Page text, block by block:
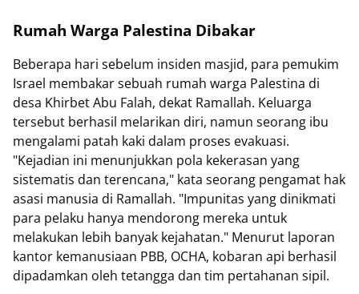
Rumah Warga Palestina Dibakar
Beberapa hari sebelum insiden masjid, para pemukim
Israel membakar sebuah rumah warga Palestina di
desa Khirbet Abu Falah, dekat Ramallah. Keluarga
tersebut berhasil melarikan diri, namun seorang ibu
mengalami patah kaki dalam proses evakuasi.
"Kejadian ini menunjukkan pola kekerasan yang
sistematis dan terencana," kata seorang pengamat hak
asasi manusia di Ramallah. "Impunitas yang dinikmati
para pelaku hanya mendorong mereka untuk
melakukan lebih banyak kejahatan." Menurut laporan
kantor kemanusiaan PBB, OCHA, kobaran api berhasil
dipadamkan oleh tetangga dan tim pertahanan sipil.